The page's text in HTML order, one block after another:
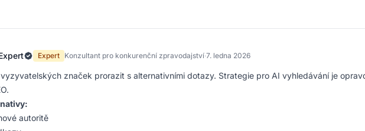
Expert Konzultant pro konkurenční zpravodajství·7. ledna 2026
značek prorazit s alternativními dotazy. Strategie pro AI vyhledávání je
autoritě